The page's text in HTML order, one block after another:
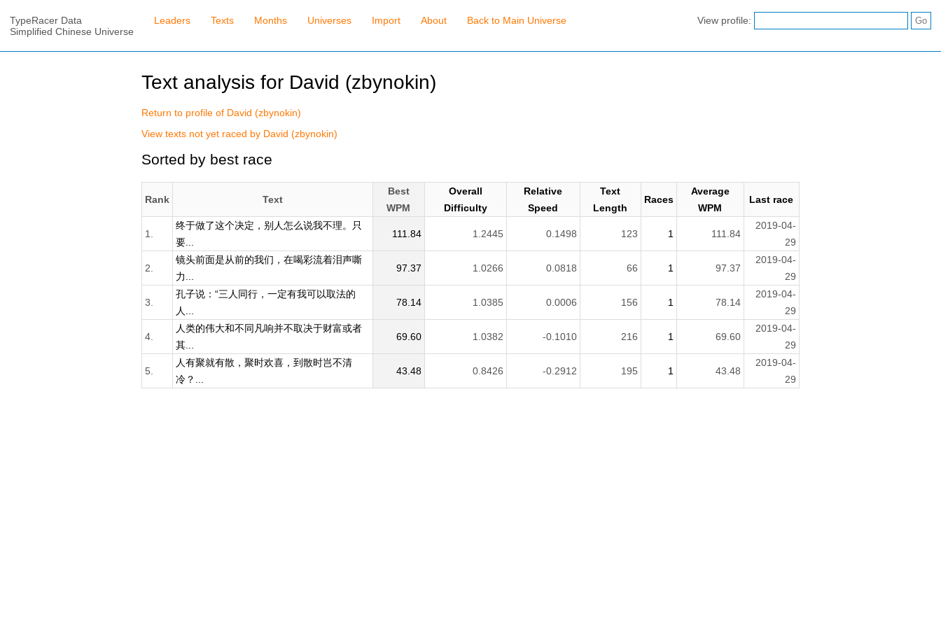
TypeRacer Data
Simplified Chinese Universe
Leaders Texts Months Universes Import About Back to Main Universe View profile:
Text analysis for David (zbynokin)
Return to profile of David (zbynokin)
View texts not yet raced by David (zbynokin)
Sorted by best race
Rank Text
Best
WPM
Overall
Difficulty
Relative
Speed
Text
Length
Races
Average
WPM
Last race
1.
终于做了这个决定，别人怎么说我不理。只
要...
111.84 1.2445 0.1498 123 1 111.84
2019-04-
29
2.
镜头前面是从前的我们，在喝彩流着泪声嘶
力...
97.37 1.0266 0.0818 66 1 97.37
2019-04-
29
3.
孔子说：“三人同行，一定有我可以取法的
人...
78.14 1.0385 0.0006 156 1 78.14
2019-04-
29
4.
人类的伟大和不同凡响并不取决于财富或者
其...
69.60 1.0382 -0.1010 216 1 69.60
2019-04-
29
5.
人有聚就有散，聚时欢喜，到散时岂不清
冷？...
43.48 0.8426 -0.2912 195 1 43.48
2019-04-
29